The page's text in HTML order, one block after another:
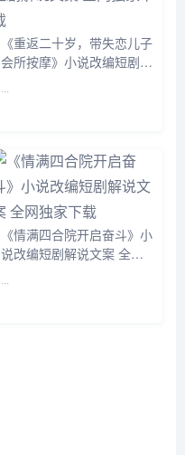
《重返二十岁，带失恋儿子
会所按摩》小说改编短剧解
...
《情满四合院开启奋斗》小
说改编短剧解说文案 全网
...